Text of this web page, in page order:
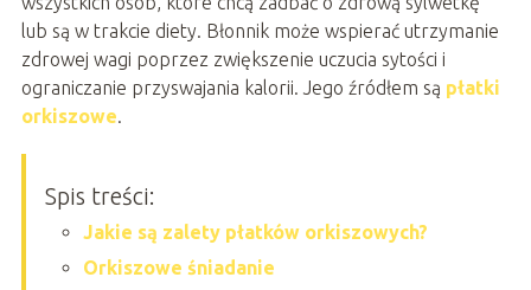
lub są w trakcie diety. Błonnik może wspierać utrzymanie
zdrowej wagi poprzez zwiększenie uczucia sytości i
ograniczanie przyswajania kalorii. Jego źródłem są płatki
orkiszowe.
Spis treści:
Jakie są zalety płatków orkiszowych?
Orkiszowe śniadanie